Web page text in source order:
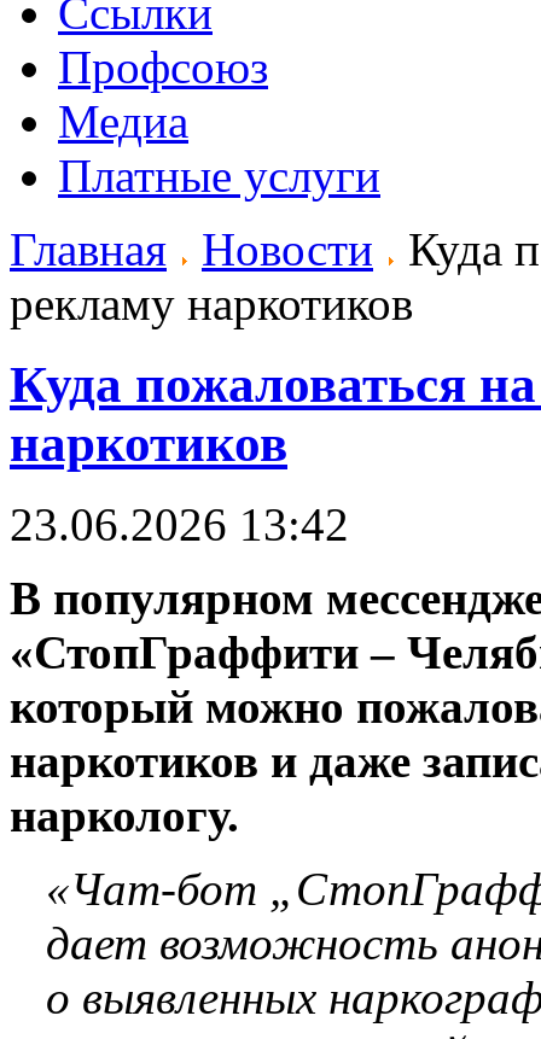
Ссылки
Профсоюз
Медиа
Платные услуги
Главная
Новости
Куда
рекламу наркотиков
Куда пожаловаться
наркотиков
23.06.2026 13:42
В популярном
«СтопГраффити –
который можно
наркотиков и даже
наркологу.
«Чат-бот
дает возможность
о выявленных